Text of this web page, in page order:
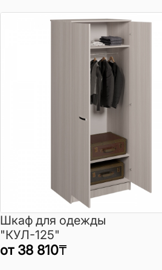
Шкаф для одежды
"КУЛ-125"
от 38 810₸